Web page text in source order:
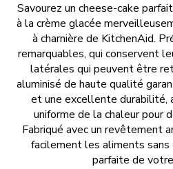
Savourez un cheese-cake
à la crème glacée
à charnière de KitchenAid.
remarquables, qui conservent
latérales qui peuvent être
aluminisé de haute qualité
et une excellente durabilité,
uniforme de la chaleur pour
Fabriqué avec un revêtement
facilement les aliments sans
parfaite de